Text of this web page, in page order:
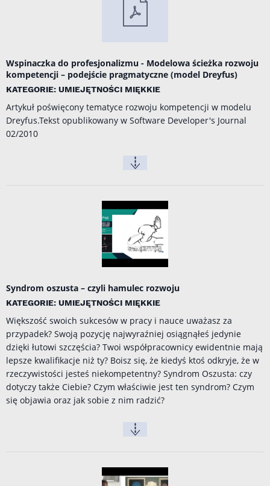
Wspinaczka do profesjonalizmu - Modelowa ścieżka rozwoju
kompetencji – podejście pragmatyczne (model Dreyfus)
KATEGORIE: UMIEJĘTNOŚCI MIĘKKIE
Artykuł poświęcony tematyce rozwoju kompetencji w modelu
Dreyfus.Tekst opublikowany w Software Developer's Journal
02/2010
Syndrom oszusta – czyli hamulec rozwoju
KATEGORIE: UMIEJĘTNOŚCI MIĘKKIE
Większość swoich sukcesów w pracy i nauce uważasz za
przypadek? Swoją pozycję najwyraźniej osiągnąłeś jedynie
dzięki łutowi szczęścia? Twoi współpracownicy ewidentnie mają
lepsze kwalifikacje niż ty? Boisz się, że kiedyś ktoś odkryje, że w
rzeczywistości jesteś niekompetentny? Syndrom Oszusta: czy
dotyczy także Ciebie? Czym właściwie jest ten syndrom? Czym
się objawia oraz jak sobie z nim radzić?